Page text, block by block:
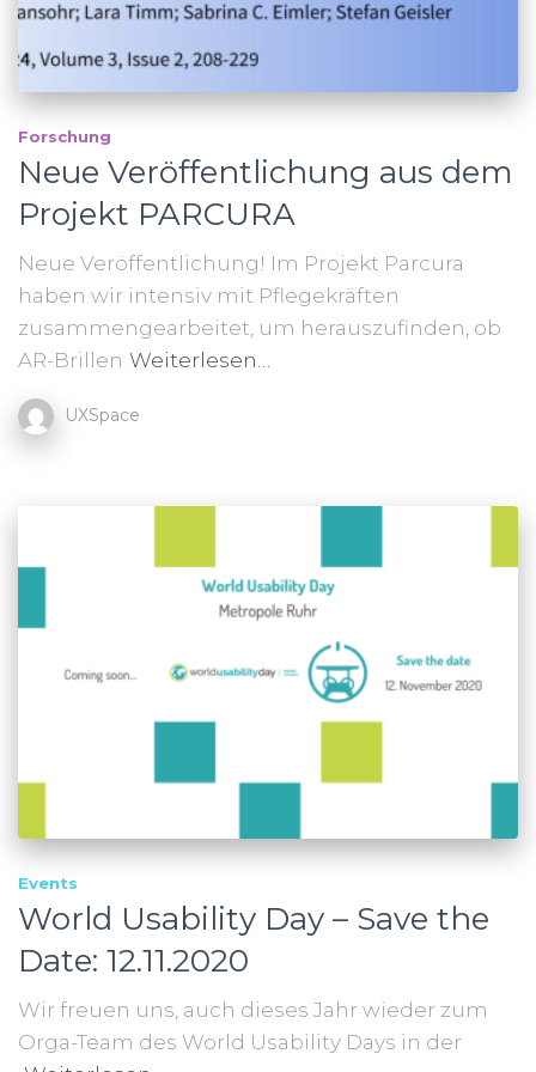
Forschung
Neue Veröffentlichung aus dem
Projekt PARCURA
Neue Veröffentlichung! Im Projekt Parcura
haben wir intensiv mit Pflegekräften
zusammengearbeitet, um herauszufinden, ob
AR-Brillen Weiterlesen…
UXSpace
Events
World Usability Day – Save the
Date: 12.11.2020
Wir freuen uns, auch dieses Jahr wieder zum
Orga-Team des World Usability Days in der